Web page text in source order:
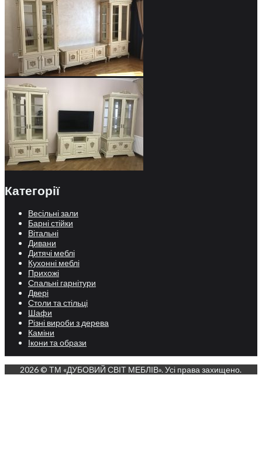
Категорії
Весільні зали
Барні стійки
Вітальні
Дивани
Дитячі меблі
Кухонні меблі
Прихожі
Спальні гарнітури
Двері
Столи та стільці
Шафи
Різні вироби з дерева
Каміни
Ікони та образи
2026 © ТМ «ДУБОВИЙ СВІТ МЕБЛІВ». Усі права захищено.